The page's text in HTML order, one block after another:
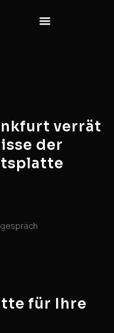
verrät
der
für Ihre